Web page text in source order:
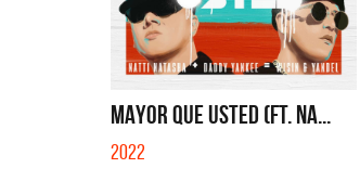
MAYOR QUE USTED (FT. NA...
2022
Benito Cerati